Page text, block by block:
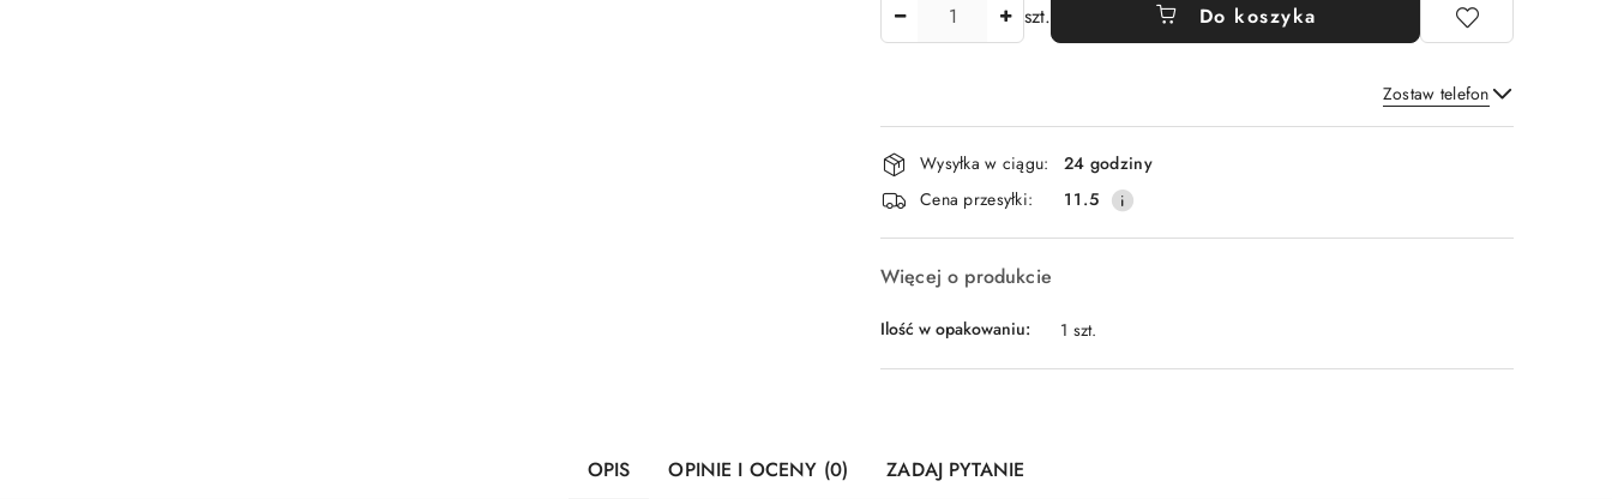
szt. Do koszyka
Zostaw telefon
Wyślij
Dostępność
i
dostawa
Wysyłka w ciągu:
24 godziny
Cena przesyłki:
11.5
Więcej o produkcie
Ilość w opakowaniu: 1 szt.
OPIS OPINIE I OCENY (0) ZADAJ PYTANIE